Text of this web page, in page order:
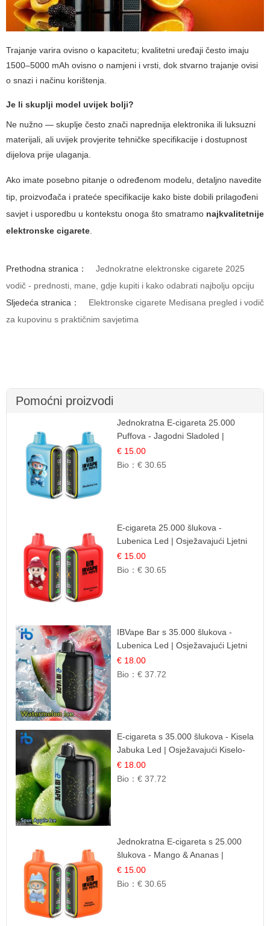
Trajanje varira ovisno o kapacitetu; kvalitetni uređaji često imaju
1500–5000 mAh ovisno o namjeni i vrsti, dok stvarno trajanje ovisi
o snazi i načinu korištenja.
Je li skuplji model uvijek bolji?
Ne nužno — skuplje često znači naprednija elektronika ili luksuzni
materijali, ali uvijek provjerite tehničke specifikacije i dostupnost
dijelova prije ulaganja.
Ako imate posebno pitanje o određenom modelu, detaljno navedite
tip, proizvođača i prateće specifikacije kako biste dobili prilagođeni
savjet i usporedbu u kontekstu onoga što smatramo najkvalitetnije
elektronske cigarete
Prethodna stranica：
Jednokratne elektronske cigarete 2025
vodič - prednosti, mane, gdje kupiti i kako odabrati najbolju opciju
Sljedeća stranica：
Elektronske cigarete Medisana pregled i vodič
za kupovinu s praktičnim savjetima
Pomoćni proizvodi
Jednokratna E-cigareta 25.000
Puffova - Jagodni Sladoled |
Kremasta Slatka Okus
€ 15.00
Bio：€ 30.65
E-cigareta 25.000 šlukova -
Lubenica Led | Osježavajući Ljetni
Okus
€ 15.00
Bio：€ 30.65
IBVape Bar s 35.000 šlukova -
Lubenica Led | Osježavajući Ljetni
Okus
€ 18.00
Bio：€ 37.72
E-cigareta s 35.000 šlukova - Kisela
Jabuka Led | Osježavajući Kiselo-
Slatki Okus
€ 18.00
Bio：€ 37.72
Jednokratna E-cigareta s 25.000
šlukova - Mango & Ananas |
Egzotična Voćna Mješavina
€ 15.00
Bio：€ 30.65